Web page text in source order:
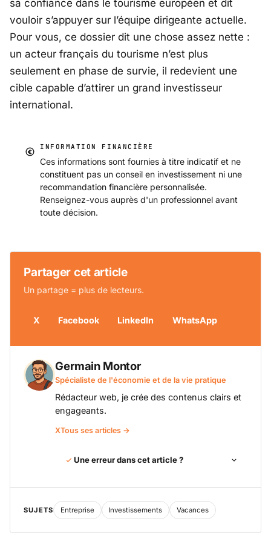
sa confiance dans le tourisme européen et dit
vouloir s’appuyer sur l’équipe dirigeante actuelle.
Pour vous, ce dossier dit une chose assez nette :
un acteur français du tourisme n’est plus
seulement en phase de survie, il redevient une
cible capable d’attirer un grand investisseur
international.
INFORMATION FINANCIÈRE
Ces informations sont fournies à titre indicatif et ne
constituent pas un conseil en investissement ni une
recommandation financière personnalisée.
Renseignez-vous auprès d'un professionnel avant
toute décision.
Partager cet article
Un partage = plus de lecteurs.
X Facebook LinkedIn WhatsApp
Germain Montor
Spécialiste de l'économie et de la vie pratique
Rédacteur web, je crée des contenus clairs et
engageants.
XTous ses articles →
Une erreur dans cet article ?
SUJETS Entreprise Investissements Vacances